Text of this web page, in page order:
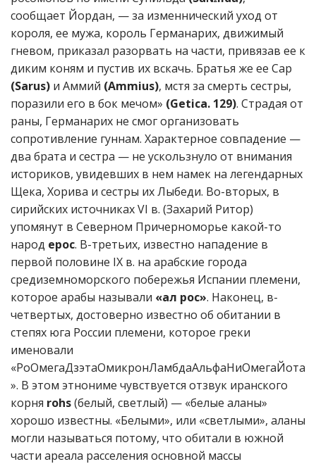
сообщает Йордан, — за изменнический уход от
короля, ее мужа, король Германарих, движимый
гневом, приказал разорвать на части, привязав ее к
диким коням и пустив их вскачь. Братья же ее Сар
(Sarus) и Аммий (Ammius), мстя за смерть сестры,
поразили его в бок мечом» (Getica. 129). Страдая от
раны, Германарих не смог организовать
сопротивление гуннам. Характерное совпадение —
два брата и сестра — не ускользнуло от внимания
историков, увидевших в нем намек на легендарных
Щека, Хорива и сестры их Лыбеди. Во-вторых, в
сирийских источниках VI в. (Захарий Ритор)
упомянут в Северном Причерноморье какой-то
народ ерос. В-третьих, известно нападение в
первой половине IX в. на арабские города
средиземноморского побережья Испании племени,
которое арабы называли «ал рос». Наконец, в-
четвертых, достоверно известно об обитании в
степях юга России племени, которое греки
именовали
«РоОмегаДзэтаОмикронЛамбдаАльфаНиОмегаЙота
». В этом этнониме чувствуется отзвук иранского
корня rohs(белый, светлый) — «белые аланы»
хорошо известны. «Белыми», или «светлыми», аланы
могли называться потому, что обитали в южной
части ареала расселения основной массы